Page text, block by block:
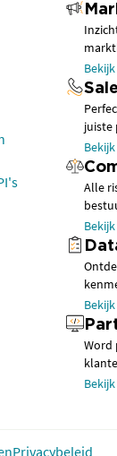
juiste
Alle
Word
Privacybeleid